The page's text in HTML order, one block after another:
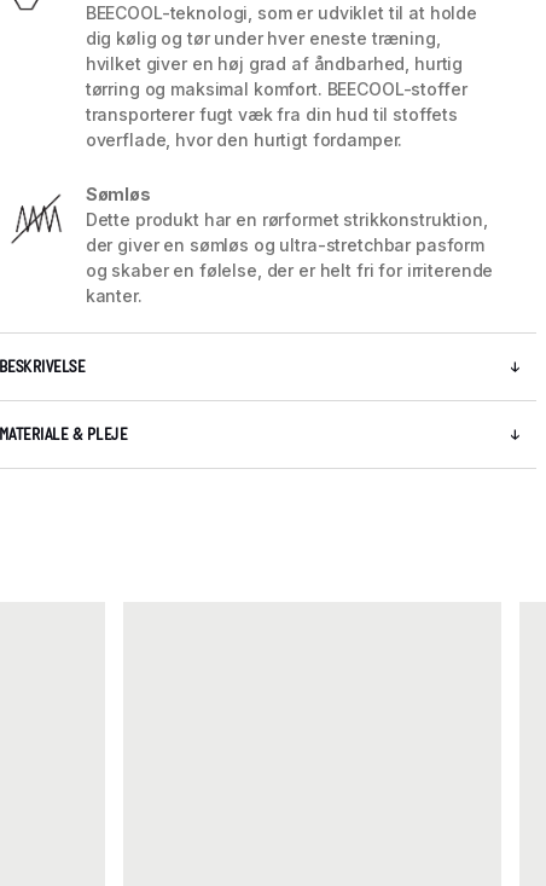
5 / 7
BEECOOL-teknologi, som er udviklet til at holde
dig kølig og tør under hver eneste træning,
hvilket giver en høj grad af åndbarhed, hurtig
tørring og maksimal komfort. BEECOOL-stoffer
transporterer fugt væk fra din hud til stoffets
overflade, hvor den hurtigt fordamper.
Sømløs
Dette produkt har en rørformet strikkonstruktion,
der giver en sømløs og ultra-stretchbar pasform
og skaber en følelse, der er helt fri for irriterende
kanter.
BESKRIVELSE
MATERIALE & PLEJE